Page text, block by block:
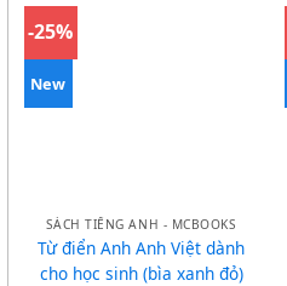
-25%
New
SÁCH TIẾNG ANH - MCBOOKS
Từ điển Anh Anh Việt dành
cho học sinh (bìa xanh đỏ)